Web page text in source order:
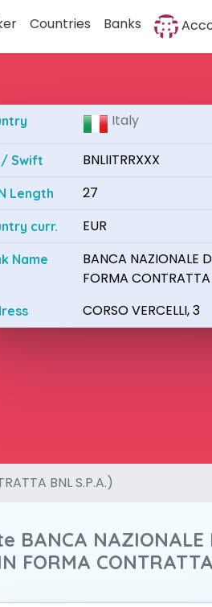
Countries Banks
Italy
/ Swift BNLIITRRXXX
Length 27
curr. EUR
Name
BANCA NAZIONALE
FORMA CONTRATTA
CORSO VERCELLI, 3
BNL S.P.A.)
BANCA NAZIONALE
FORMA